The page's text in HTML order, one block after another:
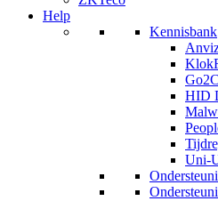
Help
Kennisbank
HID
Uni-